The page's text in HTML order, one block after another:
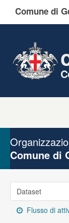
Comune di
Gruppi
Comune di
Dataset
Flusso di